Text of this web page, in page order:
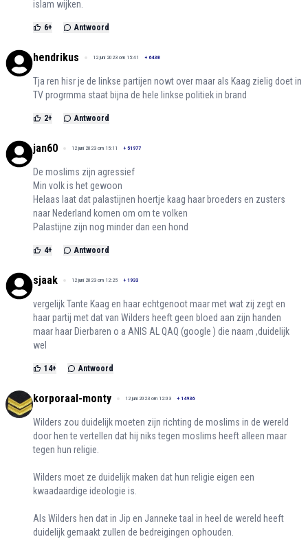
islam wijken.
6+ Antwoord
hendrikus 12 juni 2023 om 15:41 + 6438
Tja ren hisr je de linkse partijen nowt over maar als Kaag zielig doet in
TV progrmma staat bijna de hele linkse politiek in brand
2+ Antwoord
jan60 12 juni 2023 om 15:11 + 51977
De moslims zijn agressief
Min volk is het gewoon
Helaas laat dat palastijnen hoertje kaag haar broeders en zusters
naar Nederland komen om om te volken
Palastijne zijn nog minder dan een hond
4+ Antwoord
sjaak 12 juni 2023 om 12:25 + 1933
vergelijk Tante Kaag en haar echtgenoot maar met wat zij zegt en
haar partij met dat van Wilders heeft geen bloed aan zijn handen
maar haar Dierbaren o a ANIS AL QAQ (google ) die naam ,duidelijk
wel
14+ Antwoord
korporaal-monty 12 juni 2023 om 12:03 + 14936
Wilders zou duidelijk moeten zijn richting de moslims in de wereld
door hen te vertellen dat hij niks tegen moslims heeft alleen maar
tegen hun religie.
Wilders moet ze duidelijk maken dat hun religie eigen een
kwaadaardige ideologie is.
Als Wilders hen dat in Jip en Janneke taal in heel de wereld heeft
duidelijk gemaakt zullen de bedreigingen ophouden.